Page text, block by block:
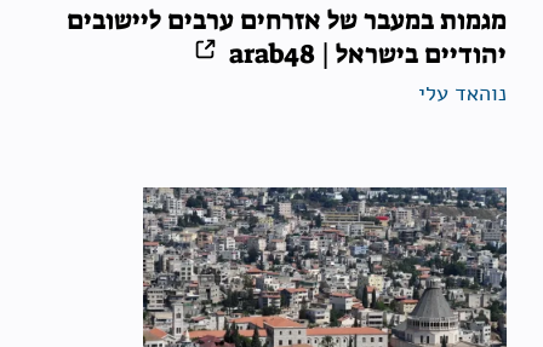
מגמות במעבר של אזרחים ערבים ליישובים
יהודיים בישראל | arab48
נוהאד עלי